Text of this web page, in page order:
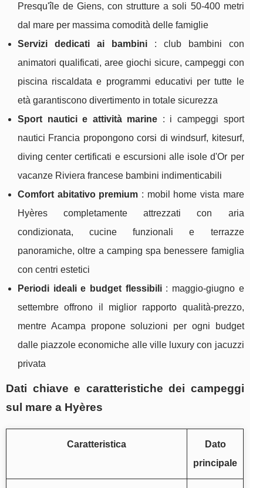
Presqu'île de Giens, con strutture a soli 50-400 metri
dal mare per massima comodità delle famiglie
Servizi dedicati ai bambini: club bambini con
animatori qualificati, aree giochi sicure, campeggi con
piscina riscaldata e programmi educativi per tutte le
età garantiscono divertimento in totale sicurezza
Sport nautici e attività marine : i campeggi sport
nautici Francia propongono corsi di windsurf, kitesurf,
diving center certificati e escursioni alle isole d'Or per
vacanze Riviera francese bambini indimenticabili
Comfort abitativo premium : mobil home vista mare
Hyères completamente attrezzati con aria
condizionata, cucine funzionali e terrazze
panoramiche, oltre a camping spa benessere famiglia
con centri estetici
Periodi ideali e budget flessibili: maggio-giugno e
settembre offrono il miglior rapporto qualità-prezzo,
mentre Acampa propone soluzioni per ogni budget
dalle piazzole economiche alle ville luxury con jacuzzi
privata
Dati chiave e caratteristiche dei campeggi
sul mare a Hyères
Caratteristica
Dato
principale